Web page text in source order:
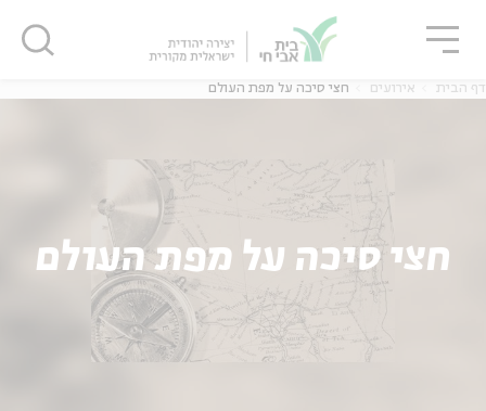
דף הבית אירועים חצי סיכה על מפת העולם
חצי סיכה על מפת העולם
סגור